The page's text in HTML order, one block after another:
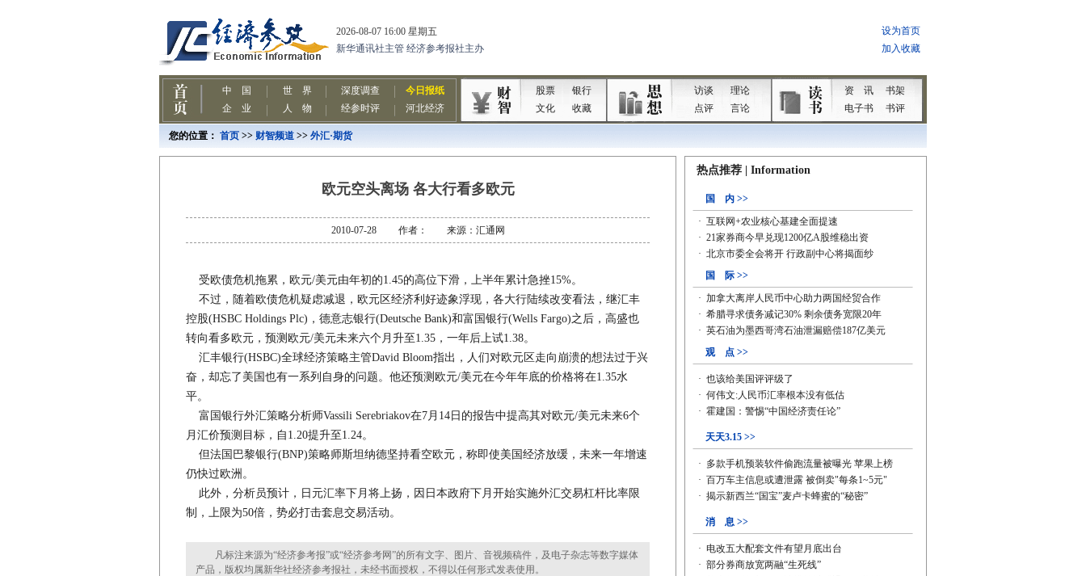
您的位置： 首页 >> 财智频道 >> 外汇·期货
欧元空头离场 各大行看多欧元
2010-07-28 作者： 来源：汇通网
受欧债危机拖累，欧元/美元由年初的1.45的高位下滑，上半年累计急挫15%。
不过，随着欧债危机疑虑减退，欧元区经济利好迹象浮现，各大行陆续改变看法，继汇丰
控股(HSBC Holdings Plc)，德意志银行(Deutsche Bank)和富国银行(Wells Fargo)之后，高盛也
转向看多欧元，预测欧元/美元未来六个月升至1.35，一年后上试1.38。
汇丰银行(HSBC)全球经济策略主管David Bloom指出，人们对欧元区走向崩溃的想法过于兴
奋，却忘了美国也有一系列自身的问题。他还预测欧元/美元在今年年底的价格将在1.35水
平。
富国银行外汇策略分析师Vassili Serebriakov在7月14日的报告中提高其对欧元/美元未来6个
月汇价预测目标，自1.20提升至1.24。
但法国巴黎银行(BNP)策略师斯坦纳德坚持看空欧元，称即使美国经济放缓，未来一年增速
仍快过欧洲。
此外，分析员预计，日元汇率下月将上扬，因日本政府下月开始实施外汇交易杠杆比率限
制，上限为50倍，势必打击套息交易活动。
凡标注来源为“经济参考报”或“经济参考网”的所有文字、图片、音视频稿件，及电子杂志等数字媒体
产品，版权均属新华社经济参考报社，未经书面授权，不得以任何形式发表使用。